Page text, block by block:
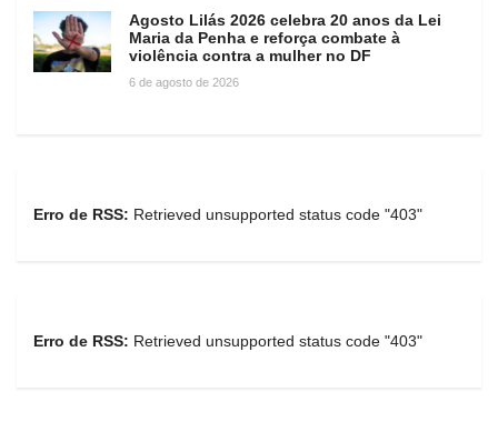
Agosto Lilás 2026 celebra 20 anos da Lei
Maria da Penha e reforça combate à
violência contra a mulher no DF
6 de agosto de 2026
Erro de RSS: Retrieved unsupported status code "403"
Erro de RSS: Retrieved unsupported status code "403"